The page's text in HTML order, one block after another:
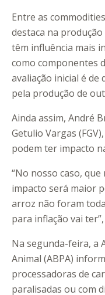
Entre as
destaca na
têm influência mais
como componentes
avaliação inicial é de
pela produção de
Ainda assim, André
Getulio Vargas
podem ter impacto
“No nosso caso,
impacto será maior
arroz não foram
para inflação vai ter”,
Na segunda-feira, a
Animal (ABPA)
processadoras de
paralisadas ou com